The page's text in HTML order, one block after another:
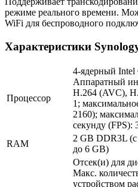
режиме реального времени.
WiFi для беспроводного
Характеристики
Процессор
4-ядерный Intel
Аппаратный
H.264 (AVC),
1;
2160);
секунду (FPS):
RAM
2 GB DDR3L
до 6 GB)
Отсек(и) для
Макс.
устройством